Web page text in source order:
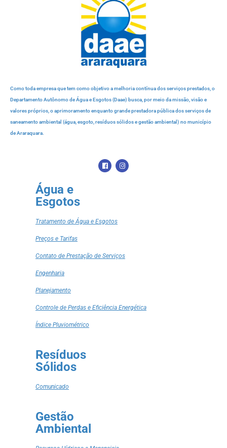
Como toda empresa que tem como objetivo a melhoria contínua dos serviços prestados, o
Departamento Autônomo de Água e Esgotos (Daae) busca, por meio da missão, visão e
valores próprios, o aprimoramento enquanto grande prestadora pública dos serviços de
saneamento ambiental (água, esgoto, resíduos sólidos e gestão ambiental) no município
de Araraquara.
Água e
Esgotos
Tratamento de Água e Esgotos
Preços e Tarifas
Contato de Prestação de Serviços
Engenharia
Planejamento
Controle de Perdas e Eficiência Energética
Índice Pluviométrico
Resíduos
Sólidos
Comunicado
Gestão
Ambiental